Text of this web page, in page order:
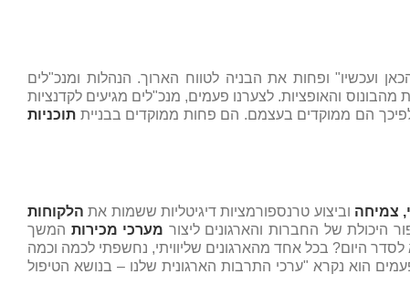
ועכשיו" ופחות את הבניה לטווח הארוך. הנהלות ומנכ"לים
והאופציות. לצערנו פעמים, מנכ"לים מגיעים לקדנציות
הם ממוקדים בעצמם. הם פחות ממוקדים בבניית תוכניות
צמיחה וביצוע טרנספורמציות דיגיטליות ששמות את הלקוחות
היכולת של החברות והארגונים ליצור מערכי מכירות המשך
היום? בכל אחד מהארגונים שליוויתי, נחשפתי לכמה וכמה
הוא נקרא "ערכי התרבות הארגונית שלנו – בנושא הטיפול